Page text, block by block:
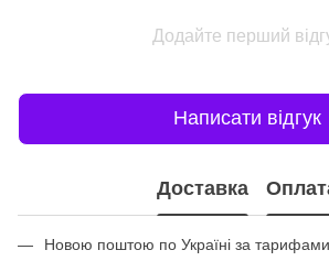
Додайте перший
Написати відгук
Доставка
Новою поштою по Україні за тарифами